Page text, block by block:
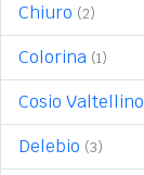
Chiuro (2)
Colorina (1)
Cosio Valtellino
Delebio (3)